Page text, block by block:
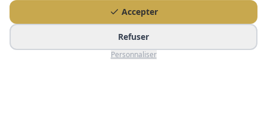
Accepter
Refuser
Personnaliser
49 chemin des Gardettes Sine, 06570 Saint-Paul-de-Vence
© Tessoria Assurances. Tous droits réservés.